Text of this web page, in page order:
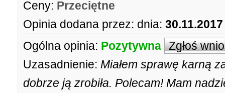
Ceny: Przeciętne
Opinia dodana przez: dnia:
Ogólna opinia: Pozytywna Zgłoś
Uzasadnienie: Miałem sprawę karną
dobrze ją zrobiła. Polecam! Mam